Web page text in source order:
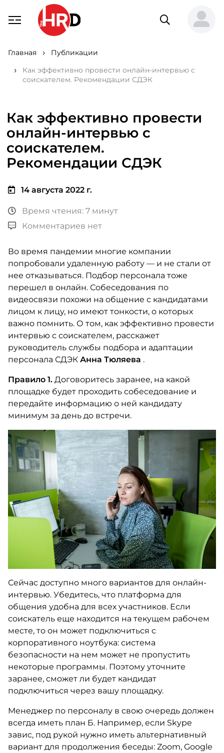
Главная
Публикации
Как эффективно провести онлайн-интервью с
соискателем. Рекомендации СДЭК
Как эффективно провести
онлайн-интервью с
соискателем.
Рекомендации СДЭК
14 августа 2022 г.
Время чтения: 7 минут
Комментариев нет
Во время пандемии многие компании
попробовали удаленную работу — и не стали от
нее отказываться. Подбор персонала тоже
перешел в онлайн. Собеседования по
видеосвязи похожи на общение с кандидатами
лицом к лицу, но имеют тонкости, о которых
важно помнить. О том, как эффективно провести
интервью с соискателем, расскажет
руководитель службы подбора и адаптации
персонала СДЭК Анна Тюляева .
Правило 1. Договоритесь заранее, на какой
площадке будет проходить собеседование и
передайте информацию о ней кандидату
минимум за день до встречи.
Сейчас доступно много вариантов для онлайн-
интервью. Убедитесь, что платформа для
общения удобна для всех участников. Если
соискатель еще находится на текущем рабочем
месте, то он может подключиться с
корпоративного ноутбука: система
безопасности на нем может не пропустить
некоторые программы. Поэтому уточните
заранее, сможет ли будет кандидат
подключиться через вашу площадку.
Менеджер по персоналу в свою очередь должен
всегда иметь план Б. Например, если Skype
завис, под рукой нужно иметь альтернативный
вариант для продолжения беседы: Zoom, Google